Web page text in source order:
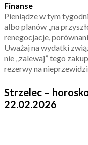
Finanse
Pieniądze w tym
albo planów „na
renegocjacje,
Uważaj na wydatki
nie „zalewaj” tego
rezerwy na
Strzelec –
22.02.2026